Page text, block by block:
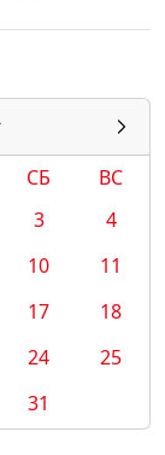
СБ
ВС
3
4
10
11
17
18
24
25
31